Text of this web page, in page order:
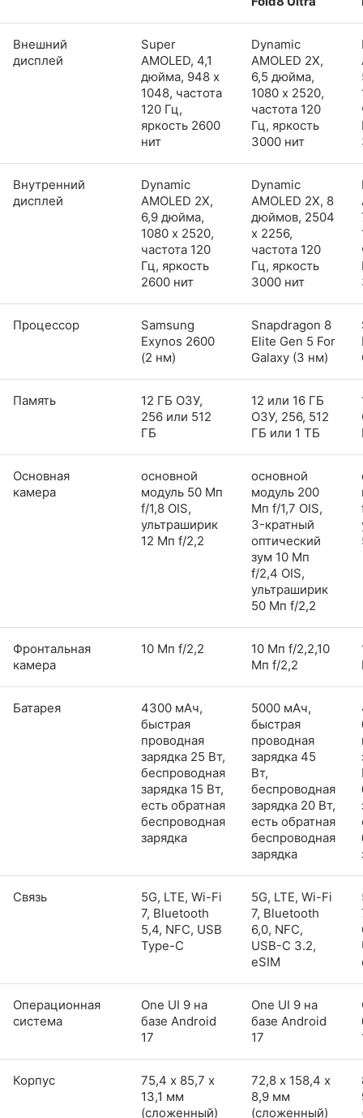
Внешний
дисплей
Super
AMOLED, 4,1
дюйма, 948 x
1048, частота
120 Гц,
яркость 2600
нит
Dynamic
AMOLED 2X,
6,5 дюйма,
1080 x 2520,
частота 120
Гц, яркость
3000 нит
Внутренний
дисплей
Dynamic
AMOLED 2X,
6,9 дюйма,
1080 x 2520,
частота 120
Гц, яркость
2600 нит
Dynamic
AMOLED 2X, 8
дюймов, 2504
x 2256,
частота 120
Гц, яркость
3000 нит
Процессор
Samsung
Exynos 2600
(2 нм)
Snapdragon 8
Elite Gen 5 For
Galaxy (3 нм)
Память
12 ГБ ОЗУ,
256 или 512
ГБ
12 или 16 ГБ
ОЗУ, 256, 512
ГБ или 1 ТБ
Основная
камера
основной
модуль 50 Мп
f/1,8 OIS,
ультраширик
12 Мп f/2,2
основной
модуль 200
Мп f/1,7 OIS,
3-кратный
оптический
зум 10 Мп
f/2,4 OIS,
ультраширик
50 Мп f/2,2
Фронтальная
камера
10 Мп f/2,2
10 Мп f/2,2,10
Мп f/2,2
Батарея
4300 мАч,
быстрая
проводная
зарядка 25 Вт,
беспроводная
зарядка 15 Вт,
есть обратная
беспроводная
зарядка
5000 мАч,
быстрая
проводная
зарядка 45
Вт,
беспроводная
зарядка 20 Вт,
есть обратная
беспроводная
зарядка
Связь
5G, LTE, Wi-Fi
7, Bluetooth
5,4, NFC, USB
Type-C
5G, LTE, Wi-Fi
7, Bluetooth
6,0, NFC,
USB-C 3.2,
eSIM
Операционная
система
One UI 9 на
базе Android
17
One UI 9 на
базе Android
17
Корпус
75,4 х 85,7 х
13,1 мм
(сложенный)
72,8 х 158,4 х
8,9 мм
(сложенный)